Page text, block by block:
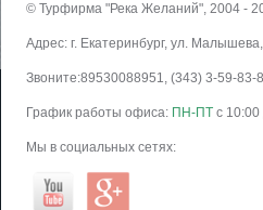
© Турфирма "Река Желаний", 2004 -
Адрес: г. Екатеринбург, ул.
Звоните:89530088951, (343) 3-59-
График работы офиса: ПН-ПТ с
Мы в социальных сетях: